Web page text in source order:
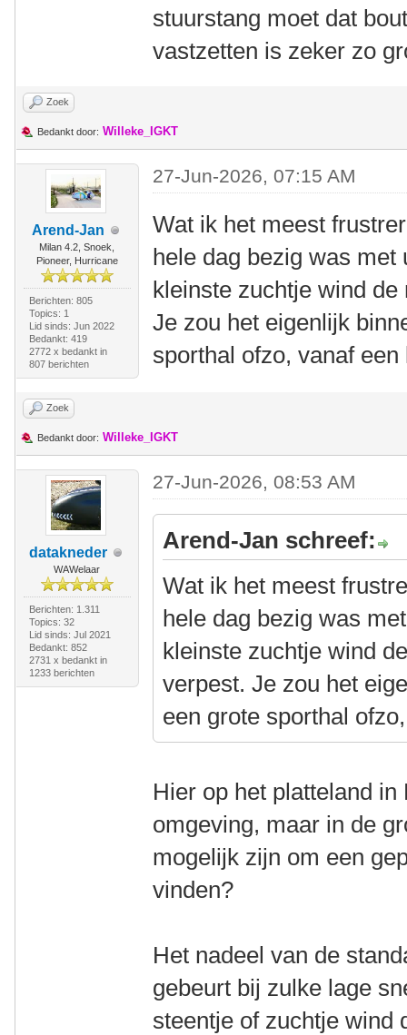
stuurstang moet dat
vastzetten is zeker zo
Zoek
Bedankt door: Willeke_IGKT
Arend-Jan
Milan 4.2, Snoek,
Pioneer, Hurricane
Berichten: 805
Topics: 1
Lid sinds: Jun 2022
Bedankt: 419
2772 x bedankt in
807 berichten
27-Jun-2026, 07:15 AM
Wat ik het meest
hele dag bezig was
kleinste zuchtje wind
Je zou het eigenlijk
sporthal ofzo, vanaf
Zoek
Bedankt door: Willeke_IGKT
datakneder
WAWelaar
Berichten: 1.311
Topics: 32
Lid sinds: Jul 2021
Bedankt: 852
2731 x bedankt in
1233 berichten
27-Jun-2026, 08:53 AM
Arend-Jan schreef:
Wat ik het meest
hele dag bezig was
kleinste zuchtje wind
verpest. Je zou het
een grote sporthal
Hier op het platteland
omgeving, maar in de
mogelijk zijn om een
vinden?
Het nadeel van de
gebeurt bij zulke lage
steentje of zuchtje wind